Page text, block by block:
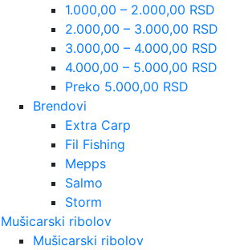
1.000,00 – 2.000,00 RSD
2.000,00 – 3.000,00 RSD
3.000,00 – 4.000,00 RSD
4.000,00 – 5.000,00 RSD
Preko 5.000,00 RSD
Brendovi
Extra Carp
Fil Fishing
Mepps
Salmo
Storm
Mušicarski ribolov
Mušicarski ribolov